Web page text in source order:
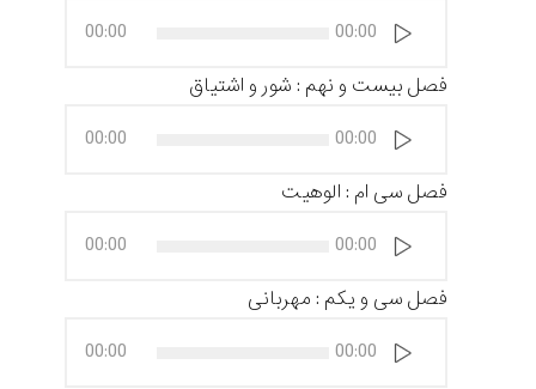
صوت
00:00
00:00
فصل بیست و نهم : شور و اشتیاق
صوت
00:00
00:00
فصل سی ام : الوهیت
صوت
00:00
00:00
فصل سی و یکم : مهربانی
صوت
00:00
00:00